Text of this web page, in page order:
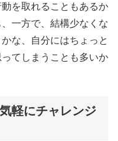
を取れることもあるか
一方で、結構少なくな
な、自分にはちょっと
てしまうことも多いか
軽にチャレンジ